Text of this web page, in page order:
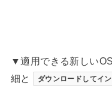
▼適用できる新しい
細と
ダウンロードしてイ